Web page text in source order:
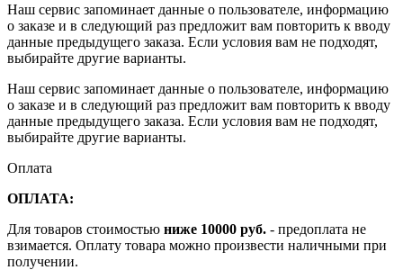
Наш сервис запоминает данные о пользователе, информацию
о заказе и в следующий раз предложит вам повторить к вводу
данные предыдущего заказа. Если условия вам не подходят,
выбирайте другие варианты.
Наш сервис запоминает данные о пользователе, информацию
о заказе и в следующий раз предложит вам повторить к вводу
данные предыдущего заказа. Если условия вам не подходят,
выбирайте другие варианты.
Оплата
ОПЛАТА:
Для товаров стоимостью ниже 10000 руб. - предоплата не
взимается. Оплату товара можно произвести наличными при
получении.